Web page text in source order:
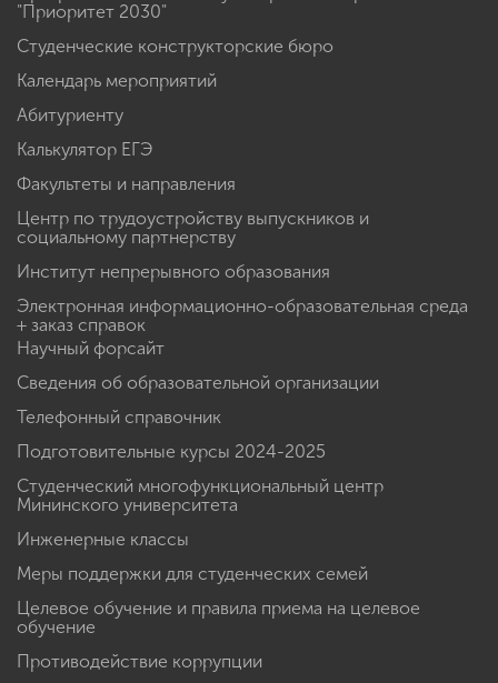
"Приоритет 2030"
Студенческие конструкторские бюро
Календарь мероприятий
Абитуриенту
Калькулятор ЕГЭ
Факультеты и направления
Центр по трудоустройству выпускников и
социальному партнерству
Институт непрерывного образования
Электронная информационно-образовательная среда
+ заказ справок
Научный форсайт
Сведения об образовательной организации
Телефонный справочник
Подготовительные курсы 2024-2025
Студенческий многофункциональный центр
Мининского университета
Инженерные классы
Меры поддержки для студенческих семей
Целевое обучение и правила приема на целевое
обучение
Противодействие коррупции